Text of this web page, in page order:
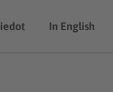
In English